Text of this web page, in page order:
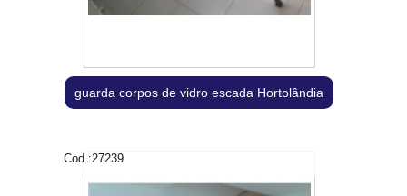
guarda corpos de vidro escada Hortolândia
Cod.:27239